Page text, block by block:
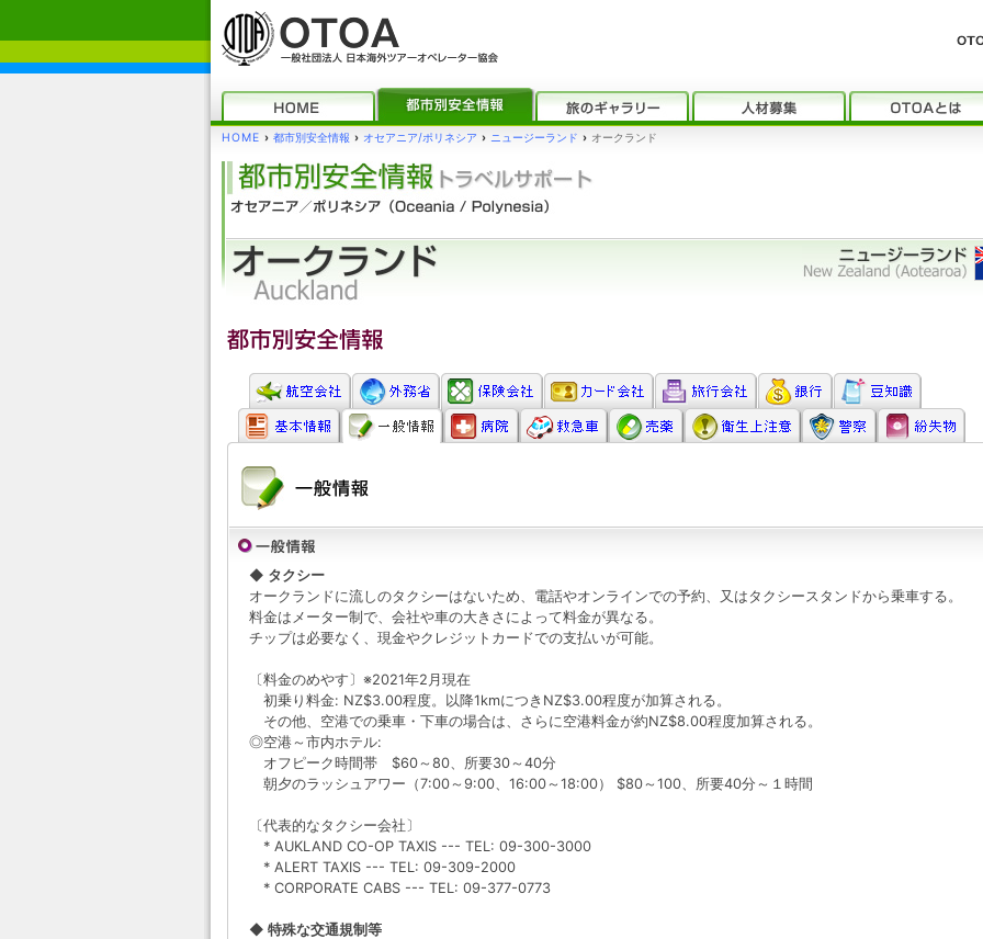
HOME › 都市別安全情報 › オセアニア/ポリネシア › ニュージーランド › オークランド
◆ タクシー
オークランドに流しのタクシーはないため、電話やオンラインでの予約、又はタクシースタンドから乗車する。
料金はメーター制で、会社や車の大きさによって料金が異なる。
チップは必要なく、現金やクレジットカードでの支払いが可能。
〔料金のめやす〕※2021年2月現在
初乗り料金: NZ$3.00程度。以降1kmにつきNZ$3.00程度が加算される。
その他、空港での乗車・下車の場合は、さらに空港料金が約NZ$8.00程度加算される。
◎空港～市内ホテル:
オフピーク時間帯 $60～80、所要30～40分
朝夕のラッシュアワー（7:00～9:00、16:00～18:00） $80～100、所要40分～１時間
〔代表的なタクシー会社〕
* AUKLAND CO-OP TAXIS --- TEL: 09-300-3000
* ALERT TAXIS --- TEL: 09-309-2000
* CORPORATE CABS --- TEL: 09-377-0773
◆ 特殊な交通規制等